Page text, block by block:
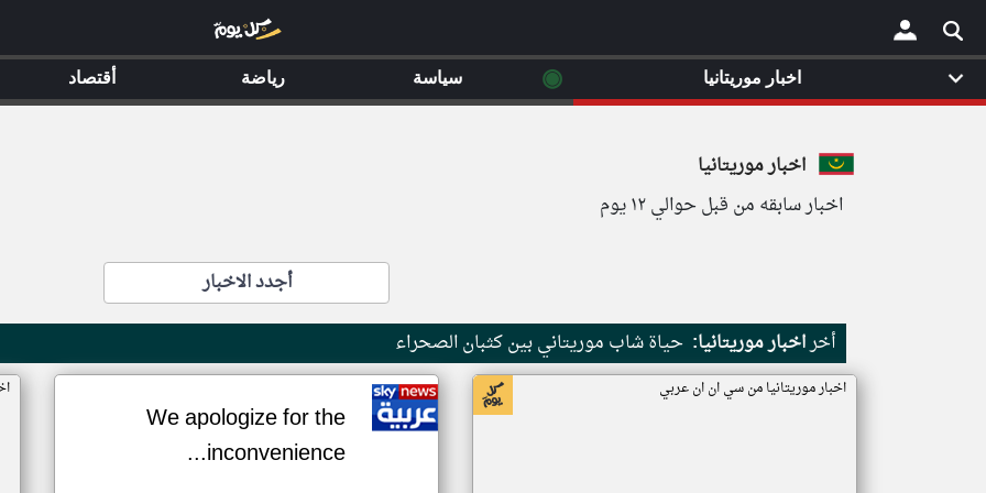
×
اخبار موريتانيا
اخبار سابقه من قبل حوالي ١٢ يوم
أجدد الاخبار
أخراخبار موريتانيا: حياة شاب موريتاني بين كثبان الصحراء
اخبار موريتانيا من سي ان ان عربي
We apologize for the
inconvenience...
اخبار موريتانيا ◉ سياسة رياضة أقتصاد